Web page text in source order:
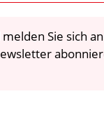
Sie sich